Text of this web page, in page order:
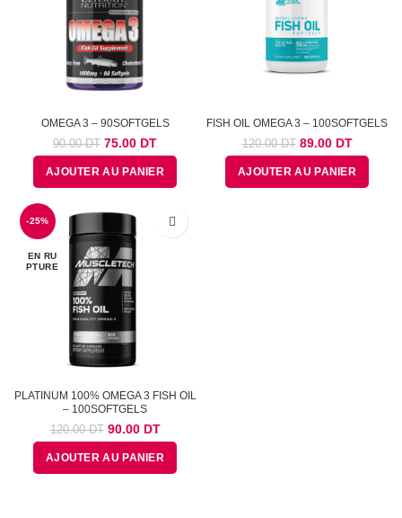
OMEGA 3 – 90SOFTGELS
90.00DT Le
prix
initial
était :
75.00 DTLe
prix
actuel
est :
DT.
AJOUTER AU PANIER
FISH OIL OMEGA 3 – 100SOFTGELS
120.00DT Le
prix
initial
était :
89.00DTLe
prix
actuel
est :
AJOUTER AU PANIER
-25%
EN RU
PTURE
PLATINUM 100% OMEGA 3 FISH OIL
– 100SOFTGELS
120.00DT Le
prix
initial
était :
90.00DTLe
prix
actuel
est :
AJOUTER AU PANIER